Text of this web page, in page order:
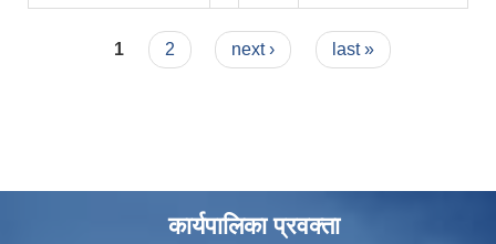
Pages
1 2 next › last »
कार्यपालिका प्रवक्ता